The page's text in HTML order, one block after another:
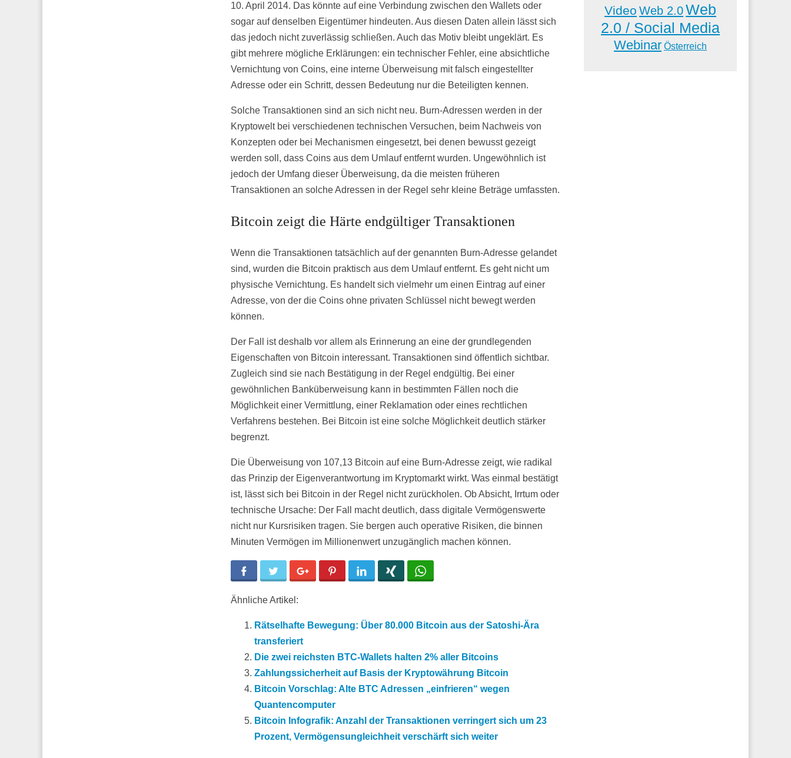
10. April 2014. Das könnte auf eine Verbindung zwischen den Wallets oder
sogar auf denselben Eigentümer hindeuten. Aus diesen Daten allein lässt sich
das jedoch nicht zuverlässig schließen. Auch das Motiv bleibt ungeklärt. Es
gibt mehrere mögliche Erklärungen: ein technischer Fehler, eine absichtliche
Vernichtung von Coins, eine interne Überweisung mit falsch eingestellter
Adresse oder ein Schritt, dessen Bedeutung nur die Beteiligten kennen.
Solche Transaktionen sind an sich nicht neu. Burn-Adressen werden in der
Kryptowelt bei verschiedenen technischen Versuchen, beim Nachweis von
Konzepten oder bei Mechanismen eingesetzt, bei denen bewusst gezeigt
werden soll, dass Coins aus dem Umlauf entfernt wurden. Ungewöhnlich ist
jedoch der Umfang dieser Überweisung, da die meisten früheren
Transaktionen an solche Adressen in der Regel sehr kleine Beträge umfassten.
Bitcoin zeigt die Härte endgültiger Transaktionen
Wenn die Transaktionen tatsächlich auf der genannten Burn-Adresse gelandet
sind, wurden die Bitcoin praktisch aus dem Umlauf entfernt. Es geht nicht um
physische Vernichtung. Es handelt sich vielmehr um einen Eintrag auf einer
Adresse, von der die Coins ohne privaten Schlüssel nicht bewegt werden
können.
Der Fall ist deshalb vor allem als Erinnerung an eine der grundlegenden
Eigenschaften von Bitcoin interessant. Transaktionen sind öffentlich sichtbar.
Zugleich sind sie nach Bestätigung in der Regel endgültig. Bei einer
gewöhnlichen Banküberweisung kann in bestimmten Fällen noch die
Möglichkeit einer Vermittlung, einer Reklamation oder eines rechtlichen
Verfahrens bestehen. Bei Bitcoin ist eine solche Möglichkeit deutlich stärker
begrenzt.
Die Überweisung von 107,13 Bitcoin auf eine Burn-Adresse zeigt, wie radikal
das Prinzip der Eigenverantwortung im Kryptomarkt wirkt. Was einmal bestätigt
ist, lässt sich bei Bitcoin in der Regel nicht zurückholen. Ob Absicht, Irrtum oder
technische Ursache: Der Fall macht deutlich, dass digitale Vermögenswerte
nicht nur Kursrisiken tragen. Sie bergen auch operative Risiken, die binnen
Minuten Vermögen im Millionenwert unzugänglich machen können.
Facebook Twitter Google+ Pinterest LinkedIn
Ähnliche Artikel:
Rätselhafte Bewegung: Über 80.000 Bitcoin aus der Satoshi-Ära
transferiert
Die zwei reichsten BTC-Wallets halten 2% aller Bitcoins
Zahlungssicherheit auf Basis der Kryptowährung Bitcoin
Bitcoin Vorschlag: Alte BTC Adressen „einfrieren“ wegen
Quantencomputer
Bitcoin Infografik: Anzahl der Transaktionen verringert sich um 23
Prozent, Vermögensungleichheit verschärft sich weiter
Video Web 2.0Web
2.0 / Social Media
Webinar Österreich